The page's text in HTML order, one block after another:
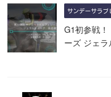
サンデーサラブ
G1初参戦
ーズ ジェ